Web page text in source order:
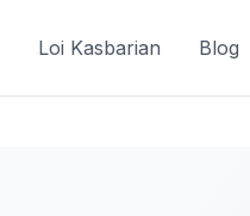
Loi Kasbarian Blog